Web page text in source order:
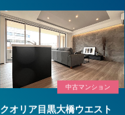
中古マンション
クオリア目黒大橋ウエスト